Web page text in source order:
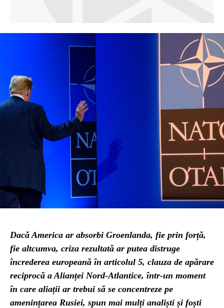
Dacă America ar absorbi Groenlanda, fie prin forță,
fie altcumva, criza rezultată ar putea distruge
încrederea europeană în articolul 5, clauza de apărare
reciprocă a Alianței Nord-Atlantice, într-un moment
în care aliații ar trebui să se concentreze pe
amenințarea Rusiei, spun mai mulți analiști și foști